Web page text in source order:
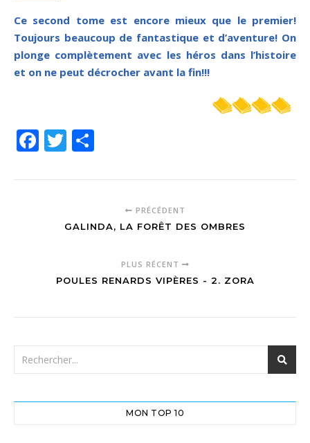
Ce second tome est encore mieux que le premier!
Toujours beaucoup de fantastique et d’aventure! On
plonge complètement avec les héros dans l’histoire
et on ne peut décrocher avant la fin!!!
Facebook
Twitter
PRÉCÉDENT
GALINDA, LA FORÊT DES OMBRES
PLUS RÉCENT
POULES RENARDS VIPÈRES - 2. ZORA
MON TOP 10